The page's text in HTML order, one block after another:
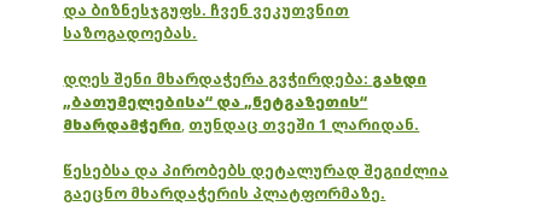
და ბიზნესჯგუფს. ჩვენ ვეკუთვნით
საზოგადოებას.
დღეს შენი მხარდაჭერა გვჭირდება: გახდი
„ბათუმელებისა“ და „ნეტგაზეთის“
მხარდამჭერი, თუნდაც თვეში 1 ლარიდან.
წესებსა და პირობებს დეტალურად შეგიძლია
გაეცნო მხარდაჭერის პლატფორმაზე.